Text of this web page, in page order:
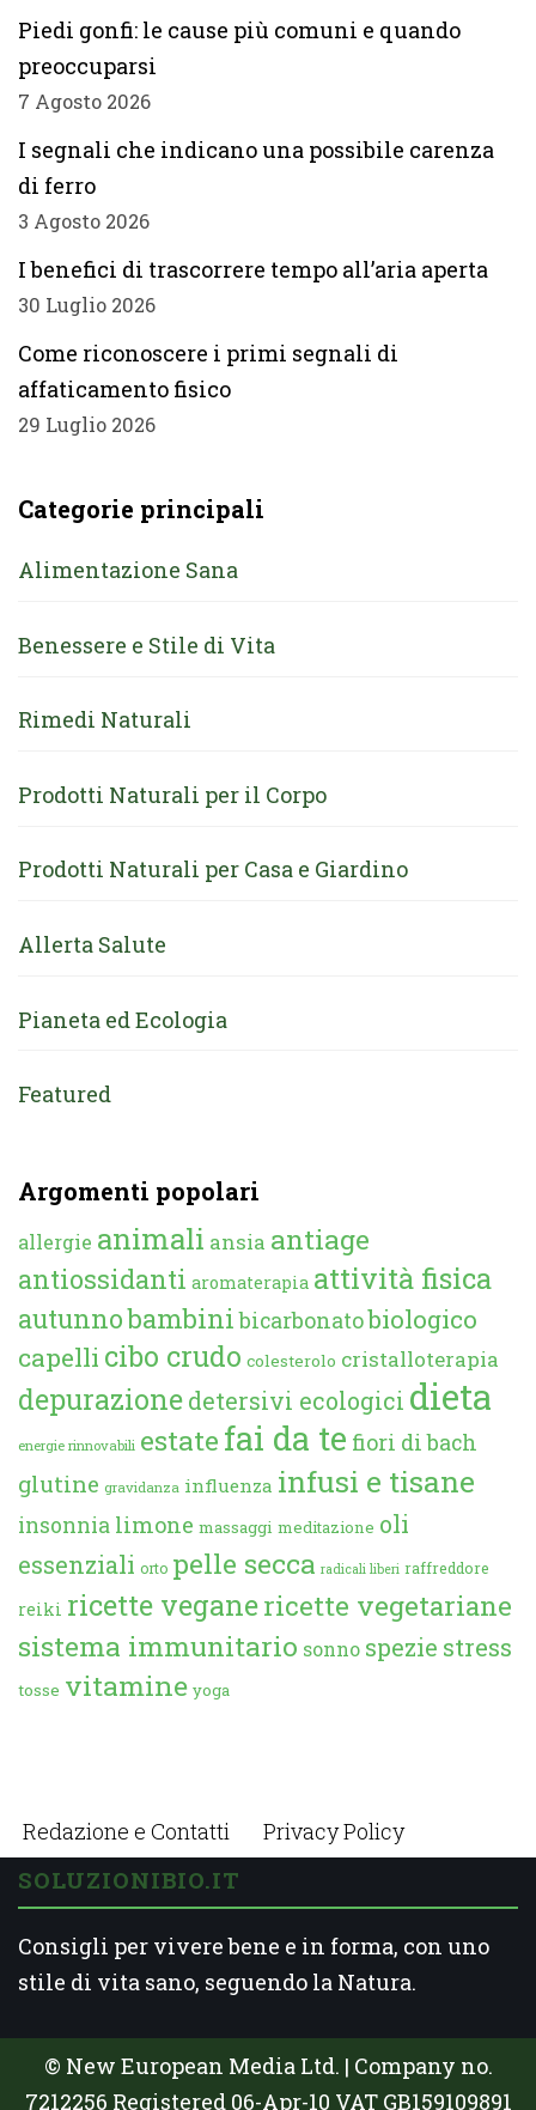
Piedi gonfi: le cause più comuni e quando
preoccuparsi
7 Agosto 2026
I segnali che indicano una possibile carenza
di ferro
3 Agosto 2026
I benefici di trascorrere tempo all’aria aperta
30 Luglio 2026
Come riconoscere i primi segnali di
affaticamento fisico
29 Luglio 2026
Categorie principali
Alimentazione Sana
Benessere e Stile di Vita
Rimedi Naturali
Prodotti Naturali per il Corpo
Prodotti Naturali per Casa e Giardino
Allerta Salute
Pianeta ed Ecologia
Featured
Argomenti popolari
allergie animali ansia antiage
antiossidanti aromaterapia attività fisica
autunnobambini bicarbonatobiologico
capelli cibo crudo colesterolo cristalloterapia
depurazione detersivi ecologici dieta
energie rinnovabili estate fai da te fiori di bach
glutine gravidanza influenza infusi e tisane
insonnia limone massaggi meditazione oli
essenziali orto pelle secca radicali liberi raffreddore
reiki ricette veganericette vegetariane
sistema immunitario sonno spezie stress
tosse vitamine yoga
Redazione e Contatti Privacy Policy
SOLUZIONIBIO.IT
Consigli per vivere bene e in forma, con uno
stile di vita sano, seguendo la Natura.
© New European Media Ltd. | Company no.
7212256 Registered 06-Apr-10 VAT GB159109891